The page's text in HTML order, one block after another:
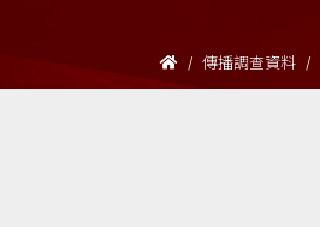
傳播調查資料